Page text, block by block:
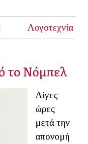
Λογοτεχνία
το Νόμπελ
Λίγες
ώρες
μετά την
απονομή